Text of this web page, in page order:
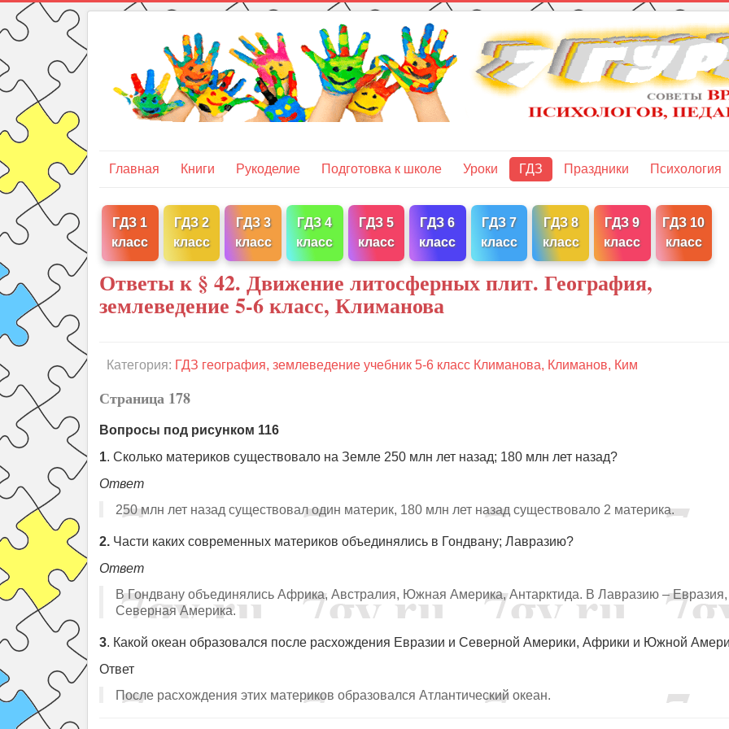
Главная Книги Рукоделие Подготовка к школе Уроки ГДЗ Праздники Психология
ГДЗ 1
класс
ГДЗ 2
класс
ГДЗ 3
класс
ГДЗ 4
класс
ГДЗ 5
класс
ГДЗ 6
класс
ГДЗ 7
класс
ГДЗ 8
класс
ГДЗ 9
класс
ГДЗ 10
класс
Ответы к § 42. Движение литосферных плит. География,
землеведение 5-6 класс, Климанова
Категория: ГДЗ география, землеведение учебник 5-6 класс Климанова, Климанов, Ким
Страница 178
Вопросы под рисунком 116
1. Сколько материков существовало на Земле 250 млн лет назад; 180 млн лет назад?
Ответ
250 млн лет назад существовал один материк, 180 млн лет назад существовало 2 материка.
2. Части каких современных материков объединялись в Гондвану; Лавразию?
Ответ
В Гондвану объединялись Африка, Австралия, Южная Америка, Антарктида. В Лавразию – Евразия,
Северная Америка.
3. Какой океан образовался после расхождения Евразии и Северной Америки, Африки и Южной
Ответ
После расхождения этих материков образовался Атлантический океан.